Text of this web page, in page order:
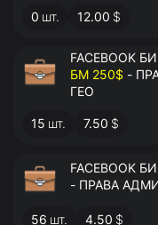
0 шт. 12.00 $
FACEBOOK
БМ 250$ -
ГЕО
15 шт. 7.50 $
FACEBOOK
- ПРАВА
56 шт. 4.50 $